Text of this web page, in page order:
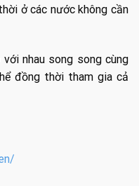
ở các nước không cần
nhau song song cùng
đồng thời tham gia cả